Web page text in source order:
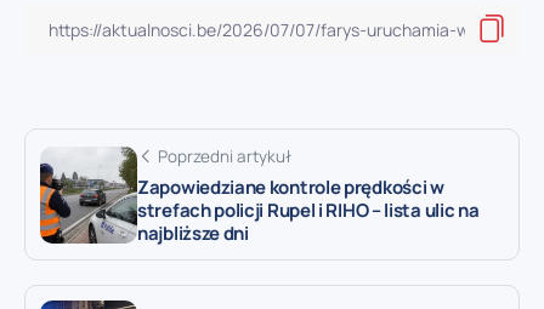
Poprzedni artykuł
Zapowiedziane kontrole prędkości w
strefach policji Rupel i RIHO – lista ulic na
najbliższe dni